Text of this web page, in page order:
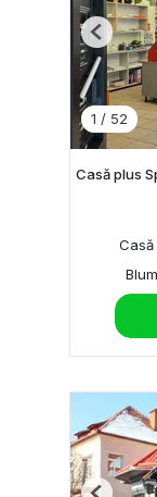
1 / 52
Previous
Casă plus